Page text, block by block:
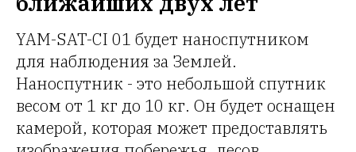
YAM-SAT-CI 01 будет наноспутником
для наблюдения за Землей.
Наноспутник - это небольшой спутник
весом от 1 кг до 10 кг. Он будет оснащен
камерой, которая может предоставлять